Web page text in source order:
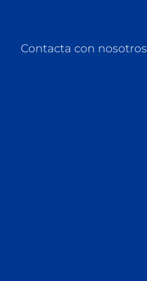
Contacta con nosotros